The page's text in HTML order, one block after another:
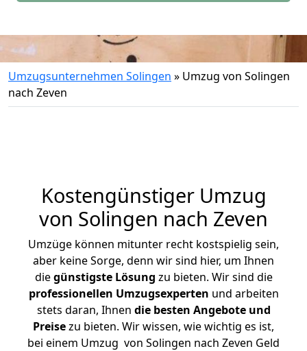
Umzugsunternehmen Solingen » Umzug von Solingen
nach Zeven
Kostengünstiger Umzug
von Solingen nach Zeven
Umzüge können mitunter recht kostspielig sein,
aber keine Sorge, denn wir sind hier, um Ihnen
diegünstigste Lösung zu bieten. Wir sind die
professionellen Umzugsexperten und arbeiten
stets daran, Ihnen die besten Angebote und
Preisezu bieten. Wir wissen, wie wichtig es ist,
bei einem Umzug von Solingen nach Zeven Geld